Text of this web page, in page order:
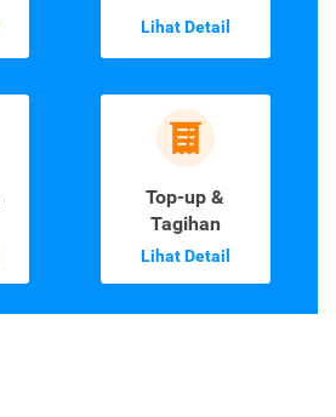
Lihat Detail
Top-up &
Tagihan
Lihat Detail